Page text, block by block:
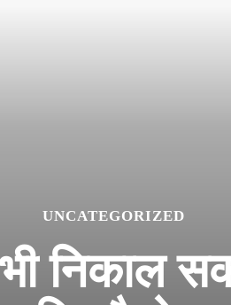
UNCATEGORIZED
भी निकाल